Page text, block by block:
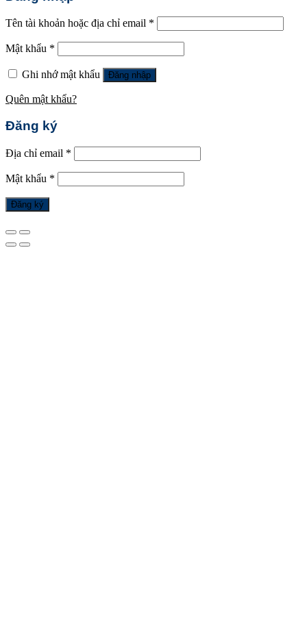
Tên tài khoản hoặc địa chỉ email *
Mật khẩu *
Ghi nhớ mật khẩu Đăng nhập
Quên mật khẩu?
Đăng ký
Địa chỉ email *
Mật khẩu *
Đăng ký